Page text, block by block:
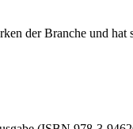
der Branche und hat